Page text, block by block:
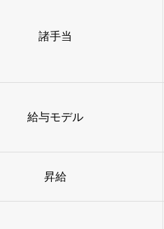
諸手当
給与モデル
昇給